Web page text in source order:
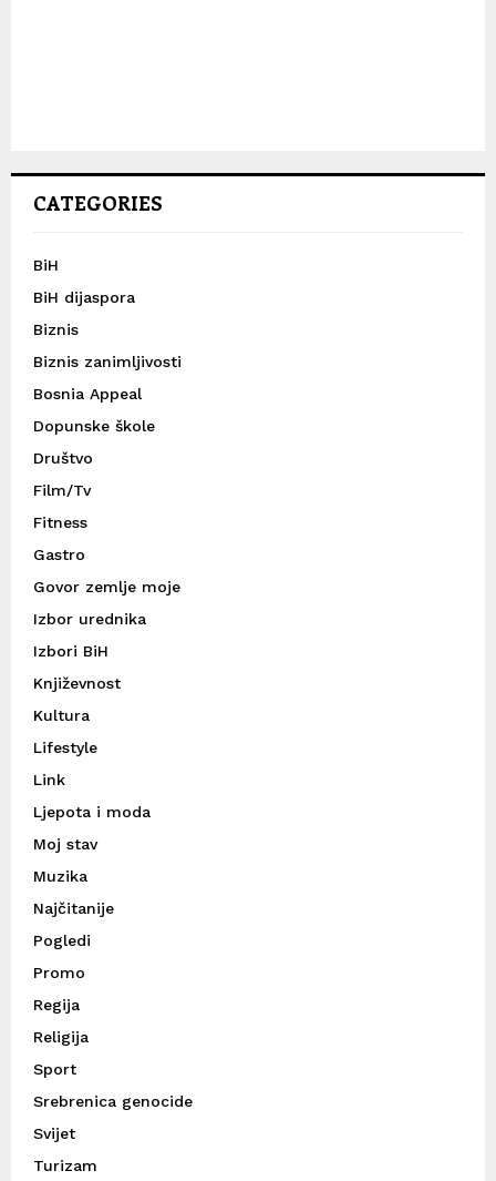
CATEGORIES
BiH
BiH dijaspora
Biznis
Biznis zanimljivosti
Bosnia Appeal
Dopunske škole
Društvo
Film/Tv
Fitness
Gastro
Govor zemlje moje
Izbor urednika
Izbori BiH
Književnost
Kultura
Lifestyle
Link
Ljepota i moda
Moj stav
Muzika
Najčitanije
Pogledi
Promo
Regija
Religija
Sport
Srebrenica genocide
Svijet
Turizam